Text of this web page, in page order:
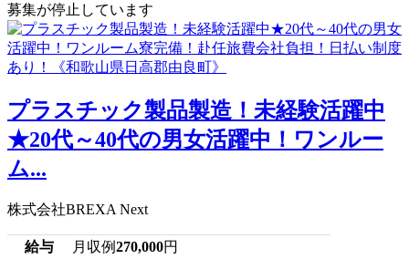
募集が停止しています
プラスチック製品製造！未経験活躍中
★20代～40代の男女活躍中！ワンルー
ム...
株式会社BREXA Next
給与 月収例270,000円